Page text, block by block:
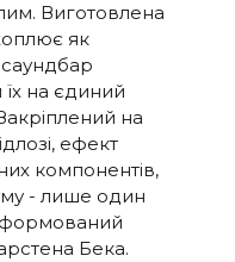
Виготовлена
як
саундбар
на єдиний
на
ефект
компонентів,
- лише один
Бека.